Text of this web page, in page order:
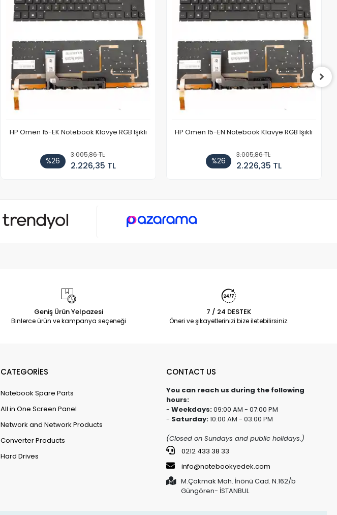
HP Omen 15-EK Notebook Klavye RGB Işıklı
%26
3.005,86 TL
2.226,35 TL
HP Omen 15-EN Notebook Klavye RGB Işıklı
%26
3.005,86 TL
2.226,35 TL
Geniş Ürün Yelpazesi
Binlerce ürün ve kampanya seçeneği
7 / 24 DESTEK
Öneri ve şikayetlerinizi bize iletebilirsiniz.
CATEGORİES
Notebook Spare Parts
All in One Screen Panel
Network and Network Products
Converter Products
Hard Drives
CONTACT US
You can reach us during the following
hours:
- Weekdays:09:00 AM - 07:00 PM
- Saturday:10:00 AM - 03:00 PM
(Closed on Sundays and public holidays.)
0212 433 38 33
info@notebookyedek.com
M.Çakmak Mah. İnönü Cad. N.162/b
Güngören- İSTANBUL